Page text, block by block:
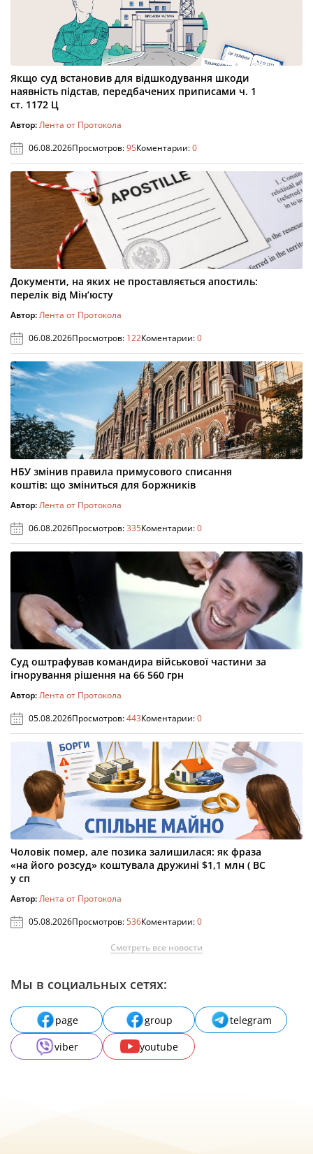
Якщо суд встановив для відшкодування шкоди
наявність підстав, передбачених приписами ч. 1
ст. 1172 Ц
Автор:Лента от Протокола
06.08.2026Просмотров:95Коментарии:0
Документи, на яких не проставляється апостиль:
перелік від Мін’юсту
Автор:Лента от Протокола
06.08.2026Просмотров: 122Коментарии:0
НБУ змінив правила примусового списання
коштів: що зміниться для боржників
Автор:Лента от Протокола
06.08.2026Просмотров:335Коментарии:0
Суд оштрафував командира військової частини за
ігнорування рішення на 66 560 грн
Автор:Лента от Протокола
05.08.2026Просмотров:443Коментарии:0
Чоловік помер, але позика залишилася: як фраза
«на його розсуд» коштувала дружині $1,1 млн ( ВС
у сп
Автор:Лента от Протокола
05.08.2026Просмотров:536Коментарии:0
Смотреть все новости
Мы в социальных сетях:
page group
telegram
viber
youtube